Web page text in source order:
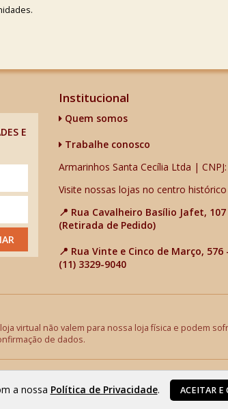
E
Institucional
Quem somos
Trabalhe conosco
Armarinhos Santa Cecília Ltda |
Visite nossas lojas no centro
📍 Rua Cavalheiro Basílio Jafet, 107
(Retirada de Pedido)
📍 Rua Vinte e Cinco de Março, 576
(11) 3329-9040
virtual não valem para nossa loja física e podem
de dados.
a nossa Política de Privacidade. ACEITAR E